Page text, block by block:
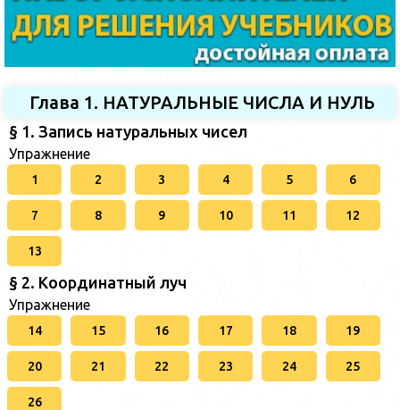
Глава 1. НАТУРАЛЬНЫЕ ЧИСЛА И НУЛЬ
§ 1. Запись натуральных чисел
Упражнение
1 2 3 4 5 6
7 8 9 10 11 12
13
§ 2. Координатный луч
Упражнение
14 15 16 17 18 19
20 21 22 23 24 25
26